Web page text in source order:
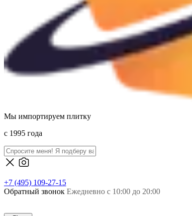
Мы импортируем плитку
c 1995 года
+7 (495) 109-27-15
Обратный звонок Ежедневно с 10:00 до 20:00